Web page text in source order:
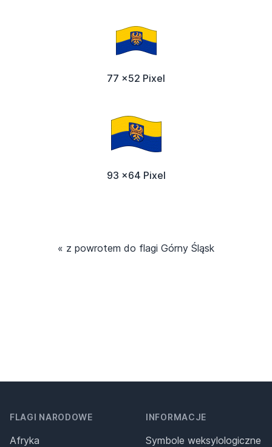
77 x52 Pixel
93 x64 Pixel
« z powrotem do flagi Górny Śląsk
FLAGI NARODOWE
Afryka
INFORMACJE
Symbole weksylologiczne